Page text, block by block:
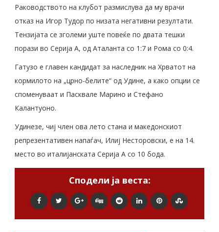
Раководството на клубот размислува да му врачи
отказ на Игор Тудор по низата негативни резултати.
Тензијата се зголеми уште повеќе по двата тешки
порази во Серија А, од Аталанта со 1:7 и Рома со 0:4.
Гатузо е главен кандидат за наследник на Хрватот на
кормилото на „црно-белите“ од Удине, а како опции се
споменуваат и Пасквале Марино и Стефано
Калантуоно.
Удинезе, чиј член ова лето стана и македонскиот
репрезентативен напаѓач, Илиј Несторовски, е на 14.
место во италијанската Серија А со 10 бода.
Сподели ја веста: